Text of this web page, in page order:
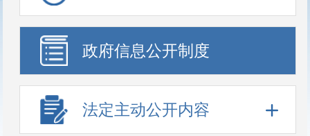
政府信息公开制度
法定主动公开内容